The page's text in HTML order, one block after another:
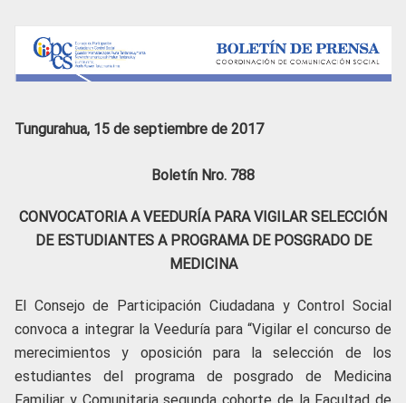
Tungurahua, 15 de septiembre de 2017
Boletín Nro. 788
CONVOCATORIA A VEEDURÍA PARA VIGILAR SELECCIÓN
DE ESTUDIANTES A PROGRAMA DE POSGRADO DE
MEDICINA
El Consejo de Participación Ciudadana y Control Social
convoca a integrar la Veeduría para “Vigilar el concurso de
merecimientos y oposición para la selección de los
estudiantes del programa de posgrado de Medicina